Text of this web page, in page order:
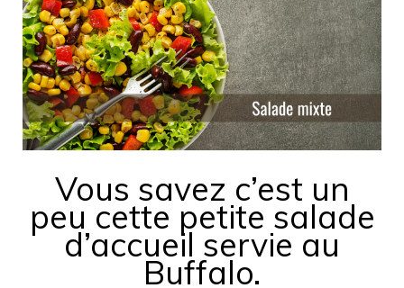
Vous savez c’est un
peu cette petite salade
d’accueil servie au
Buffalo.